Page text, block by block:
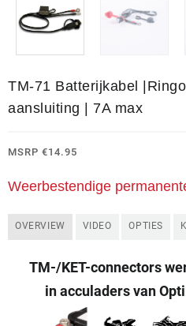
TM-71 Batterijkabel
aansluiting | 7A max
MSRP €14.95
Weerbestendige
OVERVIEW VIDEO OPTIES
TM-/KET-connectors
in acculaders van